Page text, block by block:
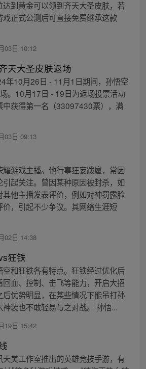
到黄金可以领到齐天大圣皮肤，若
正式公测后可直接免费继承这款
03日 10:12
天大圣皮肤返场
年10月26日 - 11月1日期间，孙悟空
。10月17日 - 19日为返场投票活动
中获得第一名（33097430票），满
03日 09:13
游戏主播。他行事狂妄跋扈，常因
起关注。曾因某种原因被封杀，如
他主播发表评价，例如对神罚露脸
，引起不少争议。其网络生涯短
02日 14:38
狂铁
和狂铁各有特点。狂铁经过优化后
血、控制、击飞等能力，开启大招
优势明显，在某些情况下能吊打孙
装也不敢轻易与之对战。 孙悟...
19日 15:42
天美工作室推出的英雄竞技手游，有